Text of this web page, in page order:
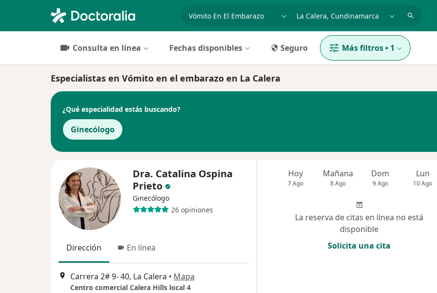
especialidad, enfermedad o nombre
Consulta en línea Fechas disponibles Seguro Más filtros• 1
Especialistas en Vómito en el embarazo en La Calera
¿Qué especialidad estás buscando?
Ginecólogo
Dra. Catalina Ospina
Prieto
Ginecólogo
26 opiniones
Dirección En línea
Carrera 2# 9- 40, La Calera • Mapa
Centro comercial Calera Hills local 4
Hoy
7 Ago
Mañana
8 Ago
Dom
9 Ago
Lun
10 Ago
La reserva de citas en línea no está
disponible
Solicita una cita